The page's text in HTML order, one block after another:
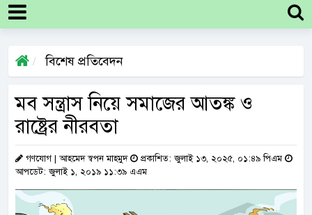
বিশেষ প্রতিবেদন
মব সন্ত্রাস নিয়ে সমাজের আতঙ্ক ও
রাষ্ট্রের নীরবতা
গণযোগ | আহমেদ স্বপন মাহমুদ
প্রকাশিত: জুলাই ১৩, ২০২৫, ০১:৪৯ পিএম
আপডেট: জুলাই ১, ২০১৯ ১১:৩৯ এএম